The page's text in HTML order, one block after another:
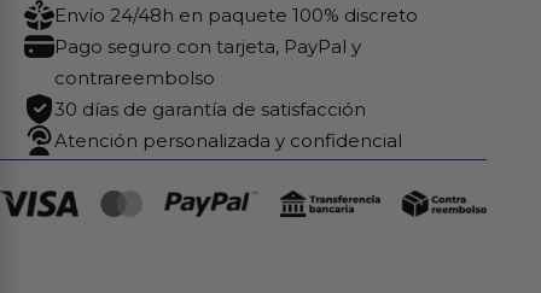
Envío 24/48h en paquete 100% discreto
Pago seguro con tarjeta, PayPal y
contrareembolso
30 días de garantía de satisfacción
Atención personalizada y confidencial